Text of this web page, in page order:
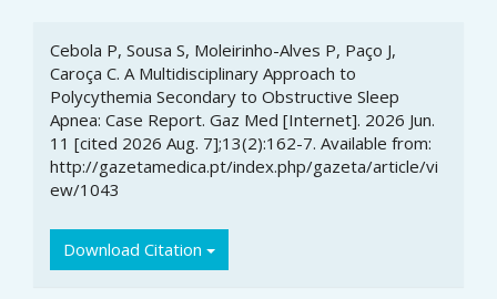
Article
Details
Cebola P, Sousa S, Moleirinho-Alves P, Paço J,
Caroça C. A Multidisciplinary Approach to
Polycythemia Secondary to Obstructive Sleep
Apnea: Case Report. Gaz Med [Internet]. 2026 Jun.
11 [cited 2026 Aug. 7];13(2):162-7. Available from:
http://gazetamedica.pt/index.php/gazeta/article/vi
ew/1043
Download Citation